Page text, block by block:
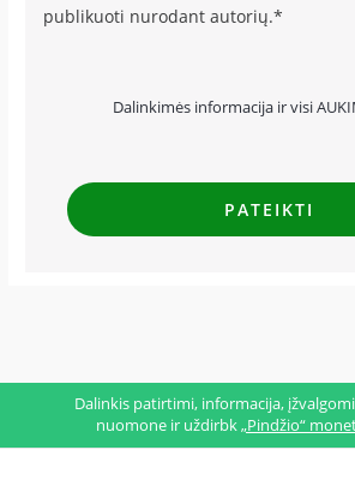
publikuoti nurodant autorių.*
Dalinkimės informacija ir visi
Dalinkis patirtimi, informacija,
nuomone ir uždirbk„Pindžio“